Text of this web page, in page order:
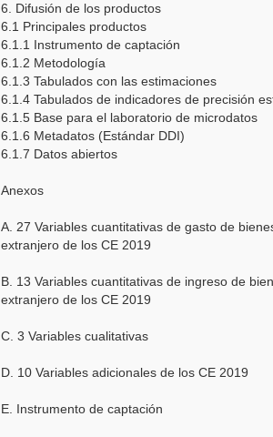
6. Difusión de los productos
6.1 Principales productos
6.1.1 Instrumento de captación
6.1.2 Metodología
6.1.3 Tabulados con las estimaciones
6.1.4 Tabulados de indicadores de precisión
6.1.5 Base para el laboratorio de microdatos
6.1.6 Metadatos (Estándar DDI)
6.1.7 Datos abiertos
Anexos
A. 27 Variables cuantitativas de gasto de
extranjero de los CE 2019
B. 13 Variables cuantitativas de ingreso de
extranjero de los CE 2019
C. 3 Variables cualitativas
D. 10 Variables adicionales de los CE 2019
E. Instrumento de captación